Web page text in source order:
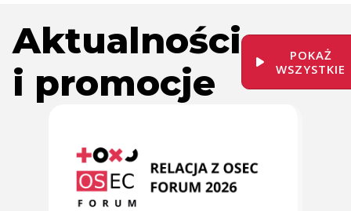
Aktualności
i promocje
POKAŻ
WSZYSTKIE